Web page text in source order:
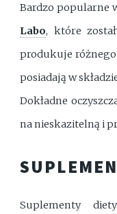
Bardzo popularne
Labo, które
produkuje
posiadają w
Dokładne
na nieskazitelną i
Suplementy